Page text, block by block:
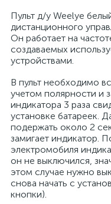
Пульт д/у Weelye
дистанционного
Он работает на
создаваемых
устройствами.
В пульт необходимо
учетом полярности и
индикатора 3 раза
установке батареек.
подержать около 2
замигает индикатор.
электромобиля
он не выключился,
этом случае нужно
снова начать с
кнопки).